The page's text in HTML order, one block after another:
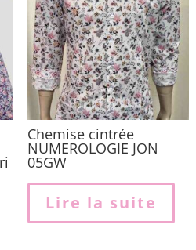
Chemise cintrée
NUMEROLOGIE JON
05GW
Lire la suite